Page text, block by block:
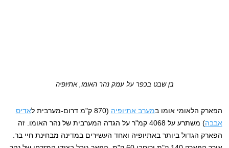
בן שבט בכפר על עמק נהר האומו, אתיופיה
הפארק הלאומי אומו במערב אתיופיה (870 ק"מ דרום-מערבית ל
אדיס
אבבה
) משתרע על 4068 קמ"ר על הגדה המערבית של נהר האומו. זה
הפארק הגדול ביותר באתיופיה ואחד העשירים במדינה מבחינת חיי בר.